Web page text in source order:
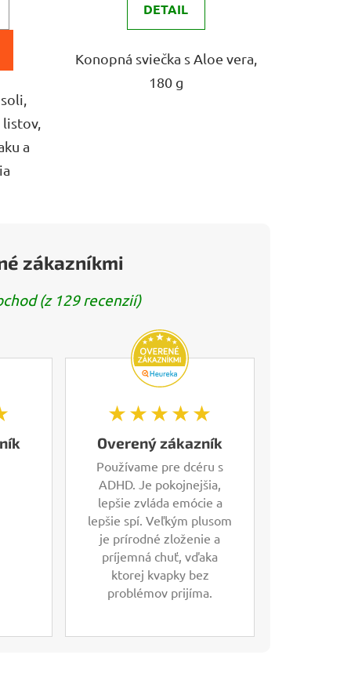
listov,
a
DETAIL
Konopná sviečka s Aloe vera,
180 g
zákazníkmi
(z 129 recenzií)
★★★★★
Overený zákazník
Používame pre dcéru s
ADHD. Je pokojnejšia,
lepšie zvláda emócie a
lepšie spí. Veľkým plusom
je prírodné zloženie a
príjemná chuť, vďaka
ktorej kvapky bez
problémov prijíma.